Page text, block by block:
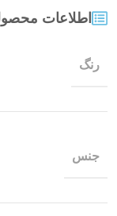
اطلاعات
رنگ
جنس